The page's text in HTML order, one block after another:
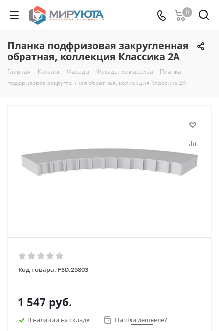
0
Планка подфризовая закругленная
обратная, коллекция Классика 2А
Главная - Каталог - Фасады - Фасады из массива - Планка
подфризовая закругленная обратная, коллекция Классика 2А
Код товара: FSD.25803
1 547 руб.
В наличии на складе Нашли дешевле?